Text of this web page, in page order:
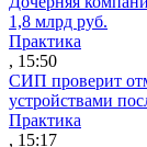
1,8 млрд руб.
Практика
, 15:50
СИП проверит
устройствами
Практика
, 15:17